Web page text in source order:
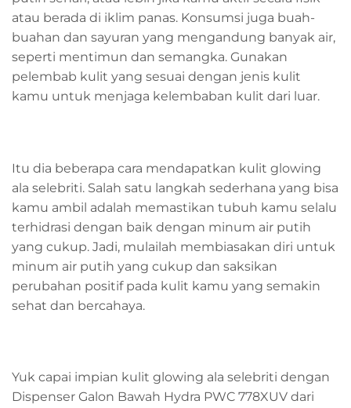
atau berada di iklim panas. Konsumsi juga buah-
buahan dan sayuran yang mengandung banyak air,
seperti mentimun dan semangka. Gunakan
pelembab kulit yang sesuai dengan jenis kulit
kamu untuk menjaga kelembaban kulit dari luar.
Itu dia beberapa cara mendapatkan kulit glowing
ala selebriti. Salah satu langkah sederhana yang bisa
kamu ambil adalah memastikan tubuh kamu selalu
terhidrasi dengan baik dengan minum air putih
yang cukup. Jadi, mulailah membiasakan diri untuk
minum air putih yang cukup dan saksikan
perubahan positif pada kulit kamu yang semakin
sehat dan bercahaya.
Yuk capai impian kulit glowing ala selebriti dengan
Dispenser Galon Bawah Hydra PWC 778XUV dari